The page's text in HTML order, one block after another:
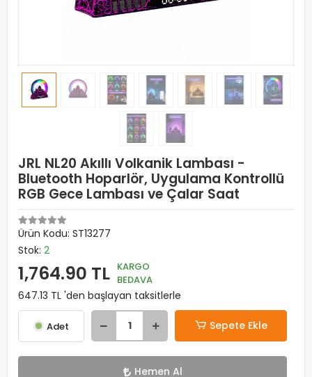
JRL NL20 Akıllı Volkanik Lambası -
Bluetooth Hoparlör, Uygulama Kontrollü
RGB Gece Lambası ve Çalar Saat
Ürün Kodu: ST13277
Stok: 2
1,764.90 TL KARGO
BEDAVA
647.13 TL 'den başlayan taksitlerle
Adet Sepete Ekle
Hemen Al